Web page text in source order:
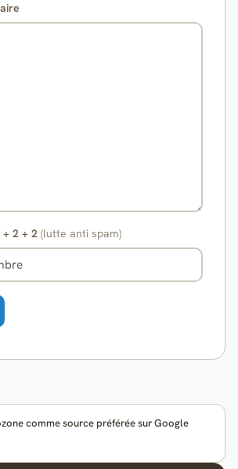
2 + 2 (lutte anti spam)
comme source préférée sur Google